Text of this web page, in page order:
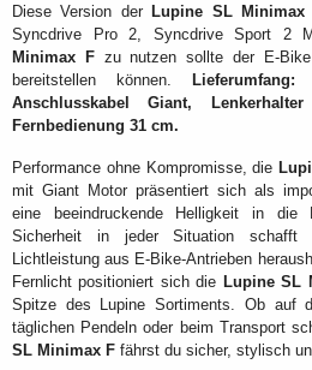
Diese Version der Lupine SL Minimax
Syncdrive Pro 2, Syncdrive Sport 2
Minimax Fzu nutzen sollte der E-Bike
bereitstellen können.
Anschlusskabel Giant,
Fernbedienung 31 cm.
Performance ohne Kompromisse, die
mit Giant Motor präsentiert sich als
eine beeindruckende Helligkeit in die
Sicherheit in jeder Situation schafft
Lichtleistung aus E-Bike-Antrieben
Fernlicht positioniert sich die Lupine SL
Spitze des Lupine Sortiments. Ob auf
täglichen Pendeln oder beim Transport
SL Minimax F fährst du sicher, stylisch